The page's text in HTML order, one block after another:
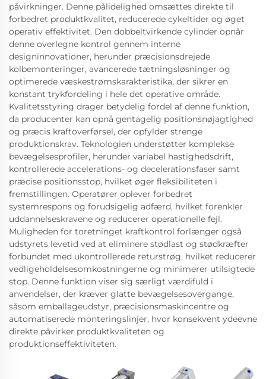
påvirkninger. Denne pålidelighed omsættes direkte til
forbedret produktkvalitet, reducerede cykeltider og øget
operativ effektivitet. Den dobbeltvirkende cylinder opnår
denne overlegne kontrol gennem interne
designinnovationer, herunder præcisionsdrejede
kolbemonteringer, avancerede tætningsløsninger og
optimerede væskestrømskarakteristika, der sikrer en
konstant trykfordeling i hele det operative område.
Kvalitetsstyring drager betydelig fordel af denne funktion,
da producenter kan opnå gentagelig positionsnøjagtighed
og præcis kraftoverførsel, der opfylder strenge
produktionskrav. Teknologien understøtter komplekse
bevægelsesprofiler, herunder variabel hastighedsdrift,
kontrollerede accelerations- og decelerationsfaser samt
præcise positionsstop, hvilket øger fleksibiliteten i
fremstillingen. Operatører oplever forbedret
systemrespons og forudsigelig adfærd, hvilket forenkler
uddannelseskravene og reducerer operationelle fejl.
Muligheden for toretninget kraftkontrol forlænger også
udstyrets levetid ved at eliminere stødlast og stødkræfter
forbundet med ukontrollerede returstrøg, hvilket reducerer
vedligeholdelsesomkostningerne og minimerer utilsigtede
stop. Denne funktion viser sig særligt værdifuld i
anvendelser, der kræver glatte bevægelsesovergange,
såsom emballageudstyr, præcisionsmaskincentre og
automatiserede monteringslinjer, hvor konsekvent ydeevne
direkte påvirker produktkvaliteten og
produktionseffektiviteten.